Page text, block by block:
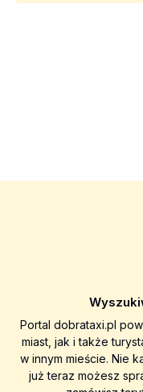
Portal dobrataxi.pl
miast, jak i także
w innym mieście. Nie
już teraz możesz